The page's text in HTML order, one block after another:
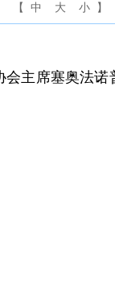
【 中 大 小 】
会主席塞奥法诺